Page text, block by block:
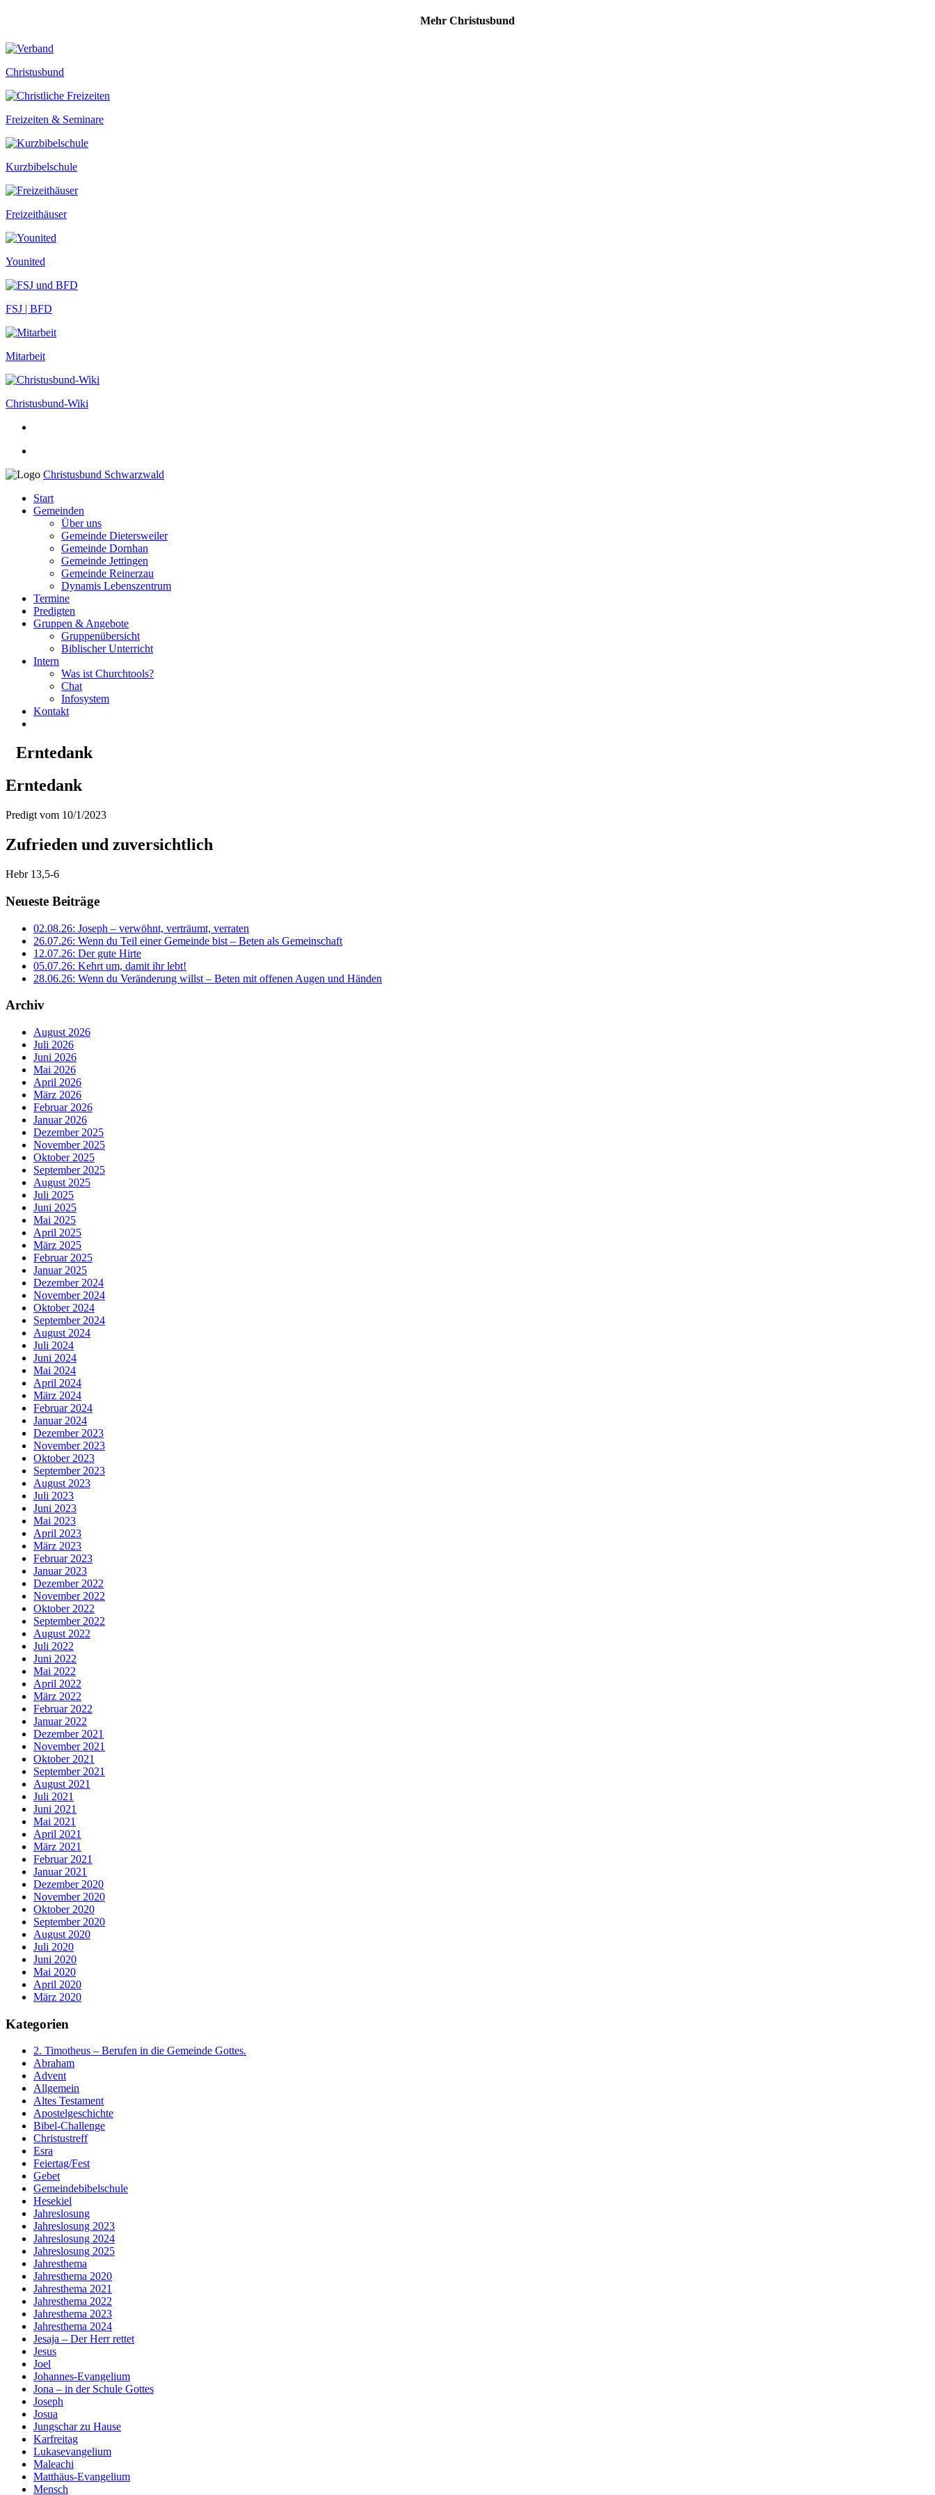
Mehr Christusbund
Christusbund
Freizeiten & Seminare
Kurzbibelschule
Freizeithäuser
Younited
FSJ | BFD
Mitarbeit
Christusbund-Wiki
Christusbund Schwarzwald
Start
Gemeinden
Über uns
Gemeinde Dietersweiler
Gemeinde Dornhan
Gemeinde Jettingen
Gemeinde Reinerzau
Dynamis Lebenszentrum
Termine
Predigten
Gruppen & Angebote
Gruppenübersicht
Biblischer Unterricht
Intern
Was ist Churchtools?
Chat
Infosystem
Kontakt
Erntedank
Erntedank
Predigt vom 10/1/2023
Zufrieden und zuversichtlich
Hebr 13,5-6
Neueste Beiträge
02.08.26: Joseph – verwöhnt, verträumt, verraten
26.07.26: Wenn du Teil einer Gemeinde bist – Beten als Gemeinschaft
12.07.26: Der gute Hirte
05.07.26: Kehrt um, damit ihr lebt!
28.06.26: Wenn du Veränderung willst – Beten mit offenen Augen und Händen
Archiv
August 2026
Juli 2026
Juni 2026
Mai 2026
April 2026
März 2026
Februar 2026
Januar 2026
Dezember 2025
November 2025
Oktober 2025
September 2025
August 2025
Juli 2025
Juni 2025
Mai 2025
April 2025
März 2025
Februar 2025
Januar 2025
Dezember 2024
November 2024
Oktober 2024
September 2024
August 2024
Juli 2024
Juni 2024
Mai 2024
April 2024
März 2024
Februar 2024
Januar 2024
Dezember 2023
November 2023
Oktober 2023
September 2023
August 2023
Juli 2023
Juni 2023
Mai 2023
April 2023
März 2023
Februar 2023
Januar 2023
Dezember 2022
November 2022
Oktober 2022
September 2022
August 2022
Juli 2022
Juni 2022
Mai 2022
April 2022
März 2022
Februar 2022
Januar 2022
Dezember 2021
November 2021
Oktober 2021
September 2021
August 2021
Juli 2021
Juni 2021
Mai 2021
April 2021
März 2021
Februar 2021
Januar 2021
Dezember 2020
November 2020
Oktober 2020
September 2020
August 2020
Juli 2020
Juni 2020
Mai 2020
April 2020
März 2020
Kategorien
2. Timotheus – Berufen in die Gemeinde Gottes.
Abraham
Advent
Allgemein
Altes Testament
Apostelgeschichte
Bibel-Challenge
Christustreff
Esra
Feiertag/Fest
Gebet
Gemeindebibelschule
Hesekiel
Jahreslosung
Jahreslosung 2023
Jahreslosung 2024
Jahreslosung 2025
Jahresthema
Jahresthema 2020
Jahresthema 2021
Jahresthema 2022
Jahresthema 2023
Jahresthema 2024
Jesaja – Der Herr rettet
Jesus
Joel
Johannes-Evangelium
Jona – in der Schule Gottes
Joseph
Josua
Jungschar zu Hause
Karfreitag
Lukasevangelium
Maleachi
Matthäus-Evangelium
Mensch